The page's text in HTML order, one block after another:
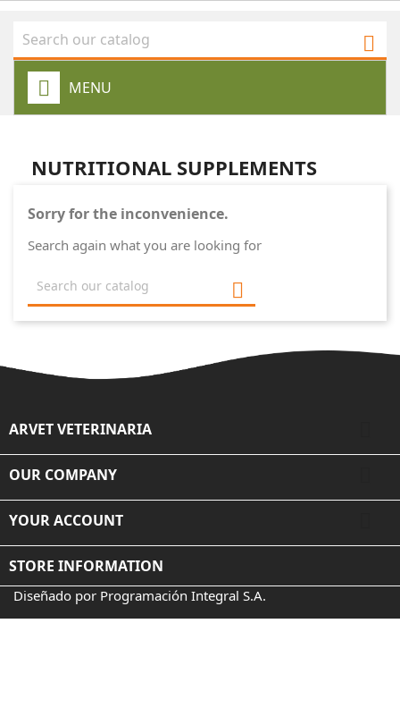

MENU
NUTRITIONAL SUPPLEMENTS
Sorry for the inconvenience.
Search again what you are looking for

ARVET VETERINARIA
OUR COMPANY
YOUR ACCOUNT
STORE INFORMATION
Diseñado por Programación Integral S.A.